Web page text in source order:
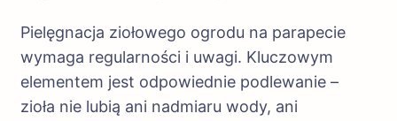
Pielęgnacja ziołowego ogrodu na parapecie
wymaga regularności i uwagi. Kluczowym
elementem jest odpowiednie podlewanie –
zioła nie lubią ani nadmiaru wody, ani